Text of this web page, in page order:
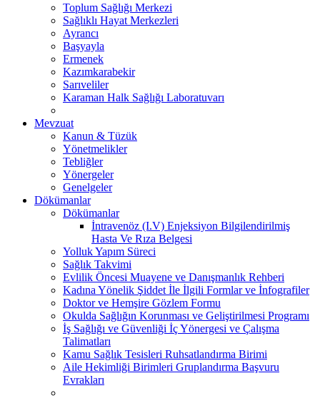
Toplum Sağlığı Merkezi
Sağlıklı Hayat Merkezleri
Ayrancı
Başyayla
Ermenek
Kazımkarabekir
Sarıveliler
Karaman Halk Sağlığı Laboratuvarı
Mevzuat
Kanun & Tüzük
Yönetmelikler
Tebliğler
Yönergeler
Genelgeler
Dökümanlar
Dökümanlar
İntravenöz (I.V) Enjeksiyon Bilgilendirilmiş
Hasta Ve Rıza Belgesi
Yolluk Yapım Süreci
Sağlık Takvimi
Evlilik Öncesi Muayene ve Danışmanlık Rehberi
Kadına Yönelik Şiddet İle İlgili Formlar ve İnfografiler
Doktor ve Hemşire Gözlem Formu
Okulda Sağlığın Korunması ve Geliştirilmesi Programı
İş Sağlığı ve Güvenliği İç Yönergesi ve Çalışma
Talimatları
Kamu Sağlık Tesisleri Ruhsatlandırma Birimi
Aile Hekimliği Birimleri Gruplandırma Başvuru
Evrakları